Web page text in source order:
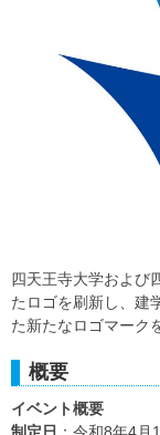
四天王寺大学および
たロゴを刷新し、建
た新たなロゴマーク
概要
イベント概要
制定日 ：令和8年4月